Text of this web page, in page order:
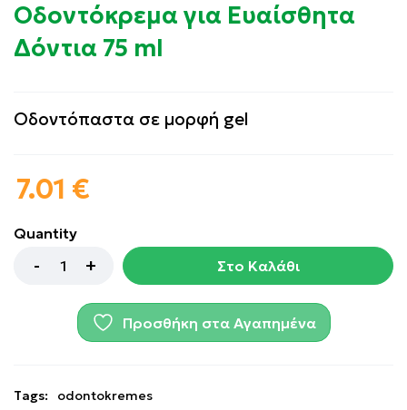
Οδοντόκρεμα για Ευαίσθητα
Δόντια 75 ml
Οδοντόπαστα σε μορφή gel
7.01 €
Quantity
Στο Καλάθι
Προσθήκη στα Αγαπημένα
Tags:
odontokremes